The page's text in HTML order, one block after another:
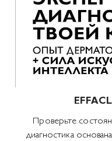
Проверьте
диагностика